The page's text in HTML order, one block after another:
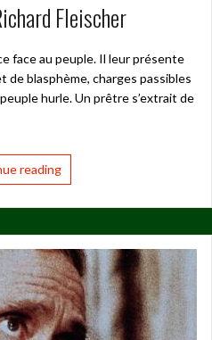
Fleischer
face au peuple. Il leur présente
de blasphème, charges passibles
hurle. Un prêtre s’extrait de
reading